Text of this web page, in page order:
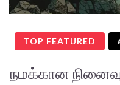
TOP FEATURED
நமக்கான